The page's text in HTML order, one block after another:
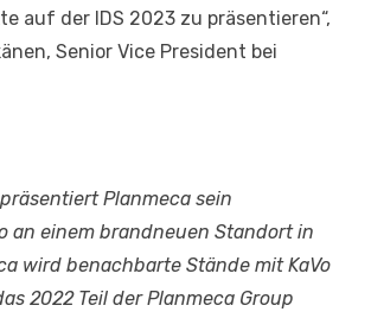
auf der IDS 2023 zu präsentieren“,
Senior Vice President bei
Planmeca sein
an einem brandneuen Standort in
wird benachbarte Stände mit KaVo
2022 Teil der Planmeca Group